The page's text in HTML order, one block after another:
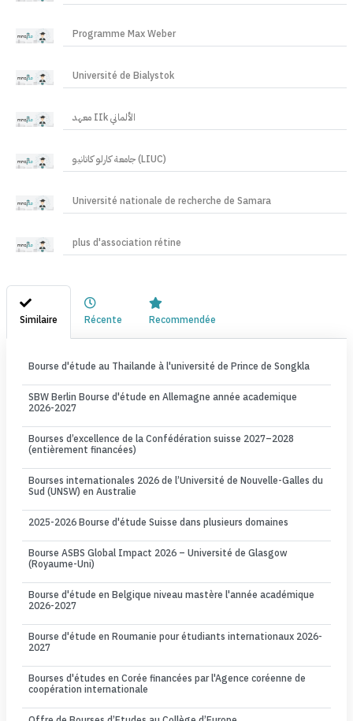
Programme Max Weber
Université de Bialystok
معهد IIk الألماني
جامعة كارلو كاتانيو (LIUC)
Université nationale de recherche de Samara
plus d'association rétine
Similaire Récente Recommendée
Bourse d'étude au Thailande à l'université de Prince de Songkla
SBW Berlin Bourse d'étude en Allemagne année academique
2026-2027
Bourses d’excellence de la Confédération suisse 2027–2028
(entièrement financées)
Bourses internationales 2026 de l’Université de Nouvelle-Galles du
Sud (UNSW) en Australie
2025-2026 Bourse d'étude Suisse dans plusieurs domaines
Bourse ASBS Global Impact 2026 – Université de Glasgow
(Royaume-Uni)
Bourse d'étude en Belgique niveau mastère l'année académique
2026-2027
Bourse d'étude en Roumanie pour étudiants internationaux 2026-
2027
Bourses d'études en Corée financées par l'Agence coréenne de
coopération internationale